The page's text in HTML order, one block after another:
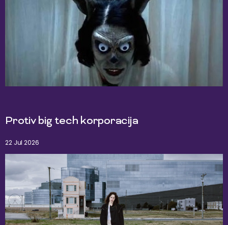
Protiv big tech korporacija
22 Jul 2026